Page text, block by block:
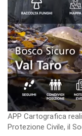
APP Cartografica
Protezione Civile, il